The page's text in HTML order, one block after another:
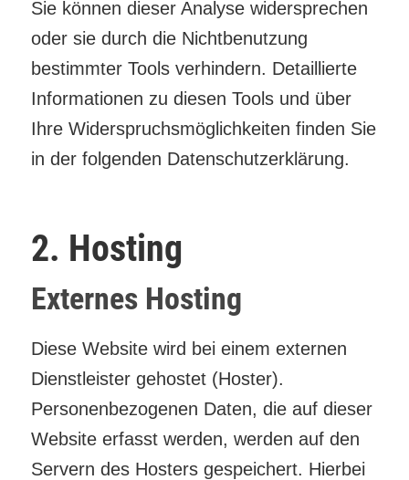
Sie können dieser Analyse widersprechen
oder sie durch die Nichtbenutzung
bestimmter Tools verhindern. Detaillierte
Informationen zu diesen Tools und über
Ihre Widerspruchsmöglichkeiten finden Sie
in der folgenden Datenschutzerklärung.
2. Hosting
Externes Hosting
Diese Website wird bei einem externen
Dienstleister gehostet (Hoster).
Personenbezogenen Daten, die auf dieser
Website erfasst werden, werden auf den
Servern des Hosters gespeichert. Hierbei